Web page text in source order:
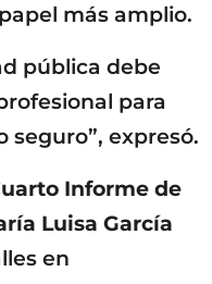
más amplio.
pública debe
para
seguro”, expresó.
Informe de
Luisa García
en